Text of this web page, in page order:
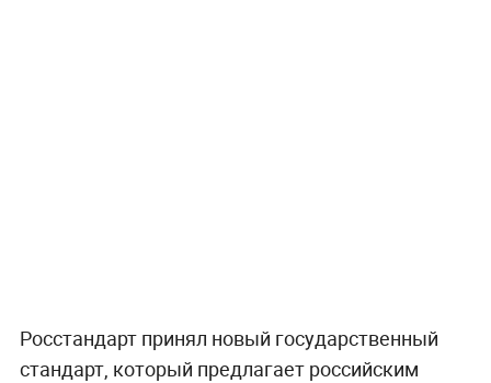
Росстандарт принял новый государственный
стандарт, который предлагает российским